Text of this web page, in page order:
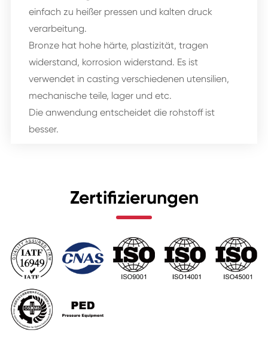
einfach zu heißer pressen und kalten druck
verarbeitung.
Bronze hat hohe härte, plastizität, tragen
widerstand, korrosion widerstand. Es ist
verwendet in casting verschiedenen utensilien,
mechanische teile, lager und etc.
Die anwendung entscheidet die rohstoff ist
besser.
Zertifizierungen